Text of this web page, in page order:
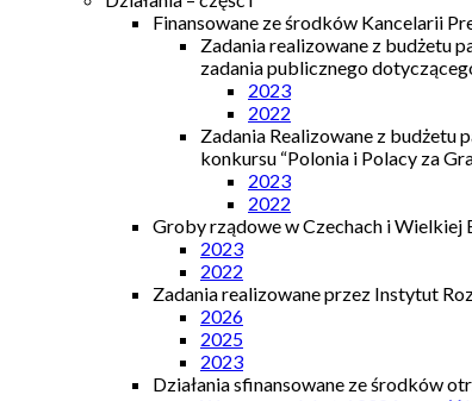
Finansowane ze środków Kancelarii
Zadania realizowane z budżetu
zadania publicznego
2023
2022
Zadania Realizowane z budżetu
konkursu “Polonia i Polacy za
2023
2022
Groby rządowe w Czechach i Wielkiej
2023
2022
Zadania realizowane przez Instytut
2026
2025
2023
Działania sfinansowane ze środków